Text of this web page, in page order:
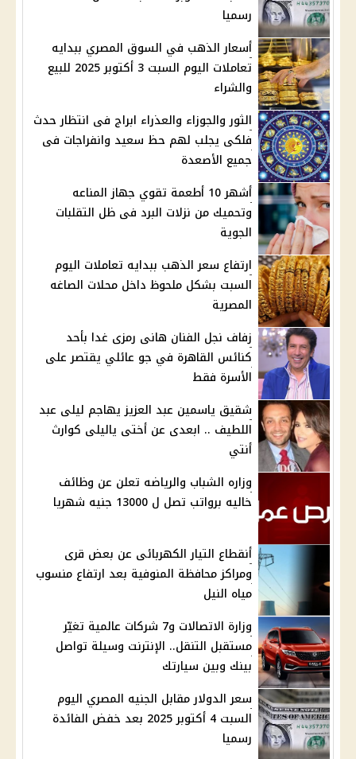
رسميا
أسعار الذهب في السوق المصري ببدايه
تعاملات اليوم السبت 3 أكتوبر 2025 للبيع
والشراء
الثور والجوزاء والعذراء ابراج فى انتظار حدث
فلكى يجلب لهم حظ سعيد وانفراجات فى
جميع الأصعدة
أشهر 10 أطعمة تقوي جهاز المناعه
وتحميك من نزلات البرد فى ظل التقلبات
الجوية
ارتفاع سعر الذهب ببدايه تعاملات اليوم
السبت بشكل ملحوظ داخل محلات الصاغه
المصرية
زفاف نجل الفنان هانى رمزى غدا بأحد
كنائس القاهرة في جو عائلي يقتصر على
الأسرة فقط
شقيق ياسمين عبد العزيز يهاجم ليلى عبد
اللطيف .. ابعدى عن أختى ياليلى كوارث
أنتي
وزاره الشباب والرياضه تعلن عن وظائف
خاليه برواتب تصل ل 13000 جنيه شهريا
أنقطاع التيار الكهربائى عن بعض قرى
ومراكز محافظة المنوفية بعد ارتفاع منسوب
مياه النيل
وزارة الاتصالات و7 شركات عالمية تغيّر
مستقبل التنقل.. الإنترنت وسيلة تواصل
بينك وبين سيارتك
سعر الدولار مقابل الجنيه المصري اليوم
السبت 4 أكتوبر 2025 بعد خفض الفائدة
رسميا